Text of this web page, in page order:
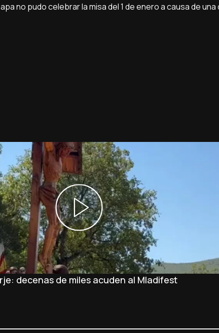
no pudo celebrar la misa del 1 de enero a causa de
decenas de miles acuden al Mladifest